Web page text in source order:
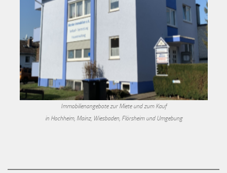
Immobilienangebote zur Miete und zum Kauf
in Hochheim, Mainz, Wiesbaden, Flörsheim und Umgebung